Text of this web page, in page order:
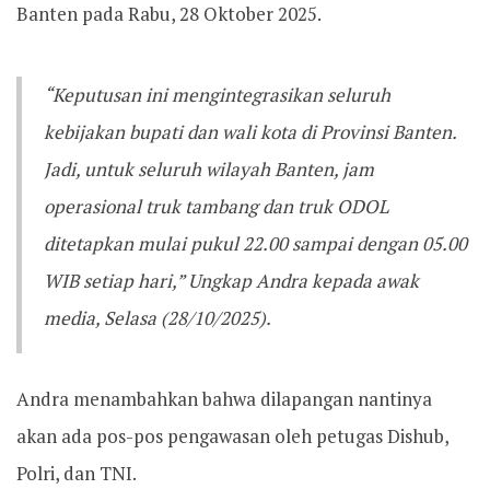
Banten pada Rabu, 28 Oktober 2025.
“Keputusan ini mengintegrasikan seluruh
kebijakan bupati dan wali kota di Provinsi Banten.
Jadi, untuk seluruh wilayah Banten, jam
operasional truk tambang dan truk ODOL
ditetapkan mulai pukul 22.00 sampai dengan 05.00
WIB setiap hari,” Ungkap Andra kepada awak
media, Selasa (28/10/2025).
Andra menambahkan bahwa dilapangan nantinya
akan ada pos-pos pengawasan oleh petugas Dishub,
Polri, dan TNI.